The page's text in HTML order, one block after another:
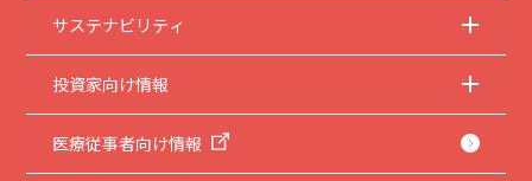
サステナビリティ
投資家向け情報
医療従事者向け情報